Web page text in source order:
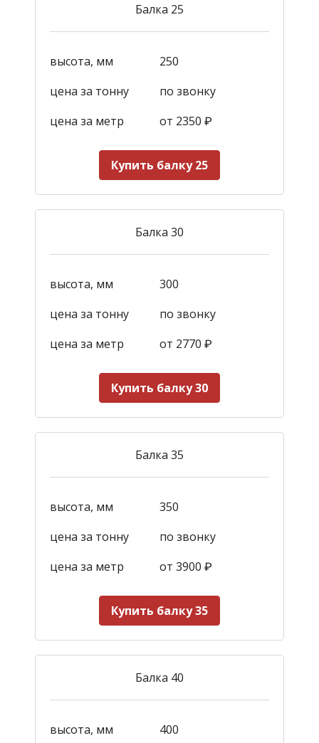
Балка 25
высота, мм
250
цена за тонну
по звонку
цена за метр
от 2350 ₽
Купить балку 25
Балка 30
высота, мм
300
цена за тонну
по звонку
цена за метр
от 2770 ₽
Купить балку 30
Балка 35
высота, мм
350
цена за тонну
по звонку
цена за метр
от 3900 ₽
Купить балку 35
Балка 40
высота, мм 400